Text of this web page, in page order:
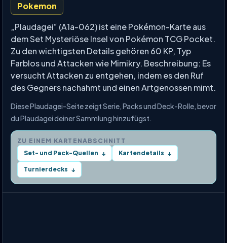
Pokemon
„Plaudagei“ (A1a-062) ist eine Pokémon-Karte aus
dem Set Mysteriöse Insel von Pokémon TCG Pocket.
Zu den wichtigsten Details gehören 60 KP, Typ
Farblos und Attacken wie Mimikry. Beschreibung: Es
versucht Attacken zu entgehen, indem es den Ruf
des Gegners nachahmt und einen Artgenossen mimt.
Diese Plaudagei-Seite zeigt Serie, Packs und Deck-Rolle, bevor
du Plaudagei deiner Sammlung hinzufügst.
ZU EINEM KARTENABSCHNITT
Set- und Pack-Quellen ↓ Kartendetails ↓
Turnierdecks ↓